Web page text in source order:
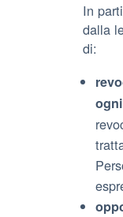
In
dalla
di: